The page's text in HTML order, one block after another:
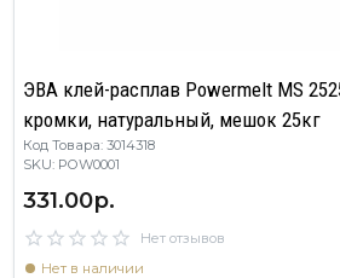
ЭВА клей-расплав Powermelt MS
кромки, натуральный, мешок 25кг
Код Товара: 3014318
SKU: POW0001
331.00р.
Нет отзывов
Нет в наличии